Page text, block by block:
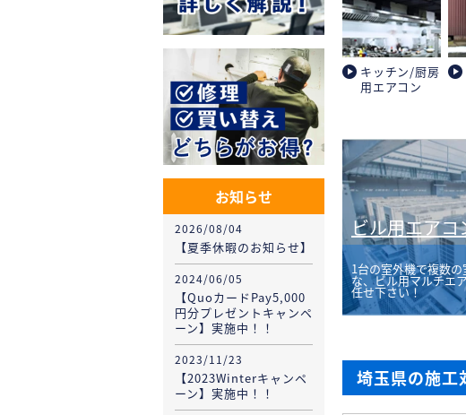
キッチン/厨房
用エアコン
ビル用エアコ
1台の室外機で複数
な、ビル用マルチエ
任せ下さい！
埼玉県の施工
お知らせ
2026/08/04
【夏季休暇のお知らせ】
2024/06/05
【QuoカードPay5,000
円分プレゼントキャンペ
ーン】実施中！！
2023/11/23
【2023Winterキャンペ
ーン】実施中！！